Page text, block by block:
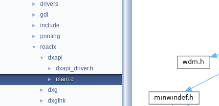
► drivers
► gdi
► include
► printing
▼ reactx
▼ dxapi
► dxapi_driver.h
► main.c
► dxg
► dxgthk